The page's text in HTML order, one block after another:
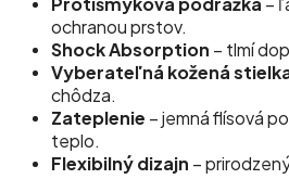
ochranou prstov.
Shock Absorption – tlmí
Vyberateľná kožená
chôdza.
Zateplenie – jemná flísová
teplo.
Flexibilný dizajn –